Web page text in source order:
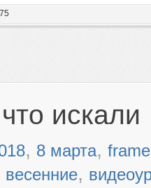
искали
, 8 марта, frame
весенние,